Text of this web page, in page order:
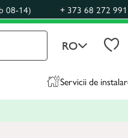
08-14) + 373 68 272 991
RO
Servicii de